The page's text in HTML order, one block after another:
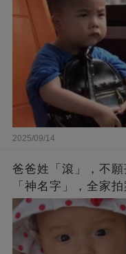
2025/09/14
爸爸姓「滾」，不
「神名字」，全家